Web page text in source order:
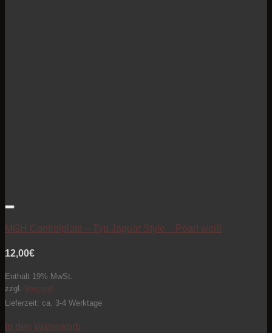
MGH Controlplate – Typ Jaguar Style – Pearl weiß
12,00€
Enthält 19% MwSt.
zzgl. Versand
Lieferzeit: ca. 3-4 Werktage
In den Warenkorb